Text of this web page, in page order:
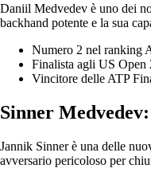
Daniil Medvedev è uno dei
backhand potente e la sua
Numero 2 nel ranking
Finalista agli US Open
Vincitore delle ATP
Sinner
Jannik Sinner è una delle
avversario pericoloso per